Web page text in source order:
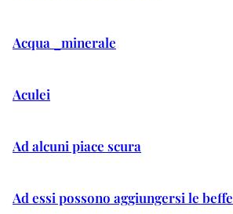
Acqua _minerale
Aculei
Ad alcuni piace scura
Ad essi possono aggiungersi le beffe